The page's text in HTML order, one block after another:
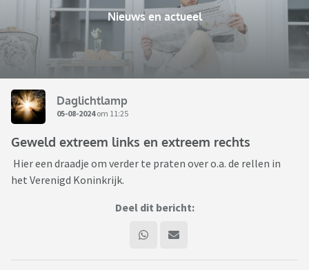
Nieuws en actueel
Daglichtlamp
05-08-2024om 11:25
Geweld extreem links en extreem rechts
Hier een draadje om verder te praten over o.a. de rellen in
het Verenigd Koninkrijk.
Deel dit bericht: